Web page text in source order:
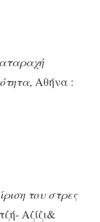
, Αθήνα :
του στρες
Αζίζι&